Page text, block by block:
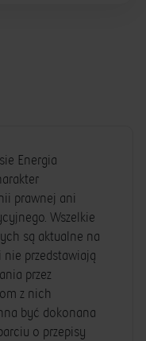
Energia
prawnej ani
Wszelkie
są aktualne na
przedstawiają
przez
z nich
być dokonana
o przepisy